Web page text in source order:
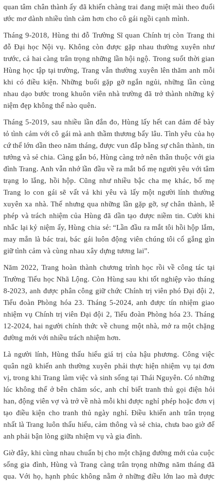
quan tâm chân thành ấy đã khiến chàng trai đang miệt mài theo đuổi
ước mơ dành nhiều tình cảm hơn cho cô gái ngồi cạnh mình.
Tháng 9-2018, Hùng thi đỗ Trường Sĩ quan Chính trị còn Trang thi
đỗ Đại học Nội vụ. Không còn được gặp nhau thường xuyên như
trước, cả hai càng trân trọng những lần hội ngộ. Trong suốt thời gian
Hùng học tập tại trường, Trang vẫn thường xuyên lên thăm anh mỗi
khi có điều kiện. Những buổi gặp gỡ ngắn ngủi, những lần cùng
nhau dạo bước trong khuôn viên nhà trường đã trở thành những kỷ
niệm đẹp không thể nào quên.
Tháng 5-2019, sau nhiều lần đắn đo, Hùng lấy hết can đảm để bày
tỏ tình cảm với cô gái mà anh thầm thương bấy lâu. Tình yêu của họ
cứ thế lớn dần theo năm tháng, được vun đắp bằng sự chân thành, tin
tưởng và sẻ chia. Càng gắn bó, Hùng càng trở nên thân thuộc với gia
đình Trang. Anh vẫn nhớ lần đầu về ra mắt bố mẹ người yêu với tâm
trạng lo lắng, hồi hộp. Cũng như nhiều bậc cha mẹ khác, bố mẹ
Trang lo con gái sẽ vất vả khi yêu và lấy một người lính thường
xuyên xa nhà. Thế nhưng qua những lần gặp gỡ, sự chân thành, lễ
phép và trách nhiệm của Hùng đã dần tạo được niềm tin. Cười khi
nhắc lại kỷ niệm ấy, Hùng chia sẻ: “Lần đầu ra mắt tôi hồi hộp lắm,
may mắn là bác trai, bác gái luôn động viên chúng tôi cố gắng gìn
giữ tình cảm và cùng nhau xây dựng tương lai”.
Năm 2022, Trang hoàn thành chương trình học rồi về công tác tại
Trường Tiểu học Nhã Lộng. Còn Hùng sau khi tốt nghiệp vào tháng
8-2023, anh được phân công giữ chức Chính trị viên phó Đại đội 2,
Tiểu đoàn Phòng hóa 23. Tháng 5-2024, anh được tín nhiệm giao
nhiệm vụ Chính trị viên Đại đội 2, Tiểu đoàn Phòng hóa 23. Tháng
12-2024, hai người chính thức về chung một nhà, mở ra một chặng
đường mới với nhiều trách nhiệm hơn.
Là người lính, Hùng thấu hiểu giá trị của hậu phương. Công việc
quân ngũ khiến anh thường xuyên phải thực hiện nhiệm vụ tại đơn
vị, trong khi Trang làm việc và sinh sống tại Thái Nguyên. Có những
lúc không thể ở bên chăm sóc, anh chỉ biết tranh thủ gọi điện hỏi
han, động viên vợ và trở về nhà mỗi khi được nghỉ phép hoặc đơn vị
tạo điều kiện cho tranh thủ ngày nghỉ. Điều khiến anh trân trọng
nhất là Trang luôn thấu hiểu, cảm thông và sẻ chia, chưa bao giờ để
anh phải bận lòng giữa nhiệm vụ và gia đình.
Giờ đây, khi cùng nhau chuẩn bị cho một chặng đường mới của cuộc
sống gia đình, Hùng và Trang càng trân trọng những năm tháng đã
qua. Với họ, hạnh phúc không nằm ở những điều lớn lao mà được